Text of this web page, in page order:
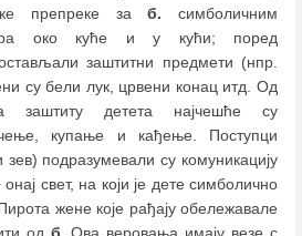
препреке заб. симболичним
око куће и у кући; поред
заштитни предмети (нпр.
су бели лук, црвени конац итд. Од
заштиту детета најчешће су
купање и кађење. Поступци
подразумевали су комуникацију
онај свет, на који је дете симболично
жене које рађају обележавале